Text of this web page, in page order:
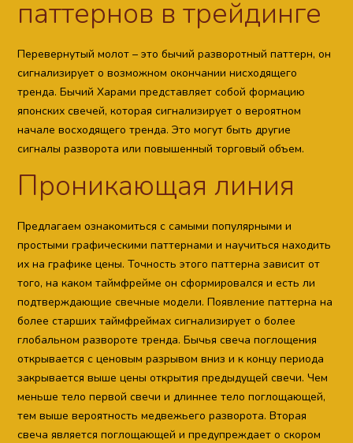
паттернов в трейдинге
Перевернутый молот – это бычий разворотный паттерн, он
сигнализирует о возможном окончании нисходящего
тренда. Бычий Харами представляет собой формацию
японских свечей, которая сигнализирует о вероятном
начале восходящего тренда. Это могут быть другие
сигналы разворота или повышенный торговый объем.
Проникающая линия
Предлагаем ознакомиться с самыми популярными и
простыми графическими паттернами и научиться находить
их на графике цены. Точность этого паттерна зависит от
того, на каком таймфрейме он сформировался и есть ли
подтверждающие свечные модели. Появление паттерна на
более старших таймфреймах сигнализирует о более
глобальном развороте тренда. Бычья свеча поглощения
открывается с ценовым разрывом вниз и к концу периода
закрывается выше цены открытия предыдущей свечи. Чем
меньше тело первой свечи и длиннее тело поглощающей,
тем выше вероятность медвежьего разворота. Вторая
свеча является поглощающей и предупреждает о скором